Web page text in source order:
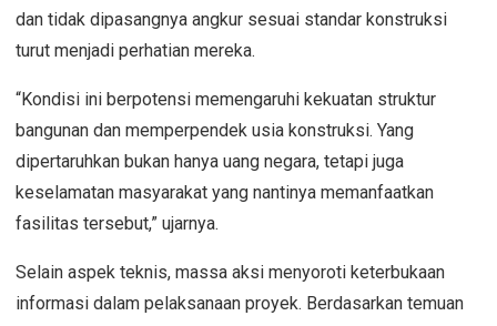
dan tidak dipasangnya angkur sesuai standar konstruksi
turut menjadi perhatian mereka.
“Kondisi ini berpotensi memengaruhi kekuatan struktur
bangunan dan memperpendek usia konstruksi. Yang
dipertaruhkan bukan hanya uang negara, tetapi juga
keselamatan masyarakat yang nantinya memanfaatkan
fasilitas tersebut,” ujarnya.
Selain aspek teknis, massa aksi menyoroti keterbukaan
informasi dalam pelaksanaan proyek. Berdasarkan temuan